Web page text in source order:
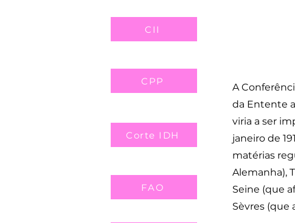
CII
CPP
Corte IDH
FAO
A
da Entente
viria a ser
janeiro de
matérias
Alemanha),
Seine (que
Sèvres (que